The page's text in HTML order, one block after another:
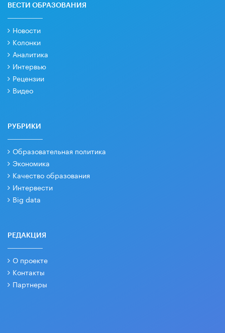
ВЕСТИ ОБРАЗОВАНИЯ
Новости
Колонки
Аналитика
Интервью
Рецензии
Видео
РУБРИКИ
Образовательная политика
Экономика
Качество образования
Интервести
Big data
РЕДАКЦИЯ
О проекте
Контакты
Партнеры